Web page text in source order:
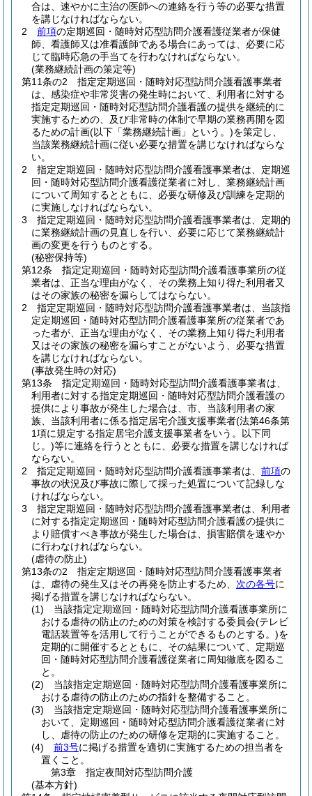
合は、速やかに主治の医師への連絡を行う等の必要な措置
を講じなければならない。
2
前項の定期巡回・随時対応型訪問介護看護従業者が保健
師、看護師又は准看護師である場合にあっては、必要に応
じて臨時応急の手当てを行わなければならない。
(業務継続計画の策定等)
第11条の2
指定定期巡回・随時対応型訪問介護看護事業者
は、感染症や非常災害の発生時において、利用者に対する
指定定期巡回・随時対応型訪問介護看護の提供を継続的に
実施するための、及び非常時の体制で早期の業務再開を図
るための計画(以下「業務継続計画」という。)を策定し、
当該業務継続計画に従い必要な措置を講じなければならな
い。
2
指定定期巡回・随時対応型訪問介護看護事業者は、定期巡
回・随時対応型訪問介護看護従業者に対し、業務継続計画
について周知するとともに、必要な研修及び訓練を定期的
に実施しなければならない。
3
指定定期巡回・随時対応型訪問介護看護事業者は、定期的
に業務継続計画の見直しを行い、必要に応じて業務継続計
画の変更を行うものとする。
(秘密保持等)
第12条
指定定期巡回・随時対応型訪問介護看護事業所の従
業者は、正当な理由がなく、その業務上知り得た利用者又
はその家族の秘密を漏らしてはならない。
2
指定定期巡回・随時対応型訪問介護看護事業者は、当該指
定定期巡回・随時対応型訪問介護看護事業所の従業者であ
った者が、正当な理由がなく、その業務上知り得た利用者
又はその家族の秘密を漏らすことがないよう、必要な措置
を講じなければならない。
(事故発生時の対応)
第13条
指定定期巡回・随時対応型訪問介護看護事業者は、
利用者に対する指定定期巡回・随時対応型訪問介護看護の
提供により事故が発生した場合は、市、当該利用者の家
族、当該利用者に係る指定居宅介護支援事業者(法第46条第
1項に規定する指定居宅介護支援事業者をいう。以下同
じ。)等に連絡を行うとともに、必要な措置を講じなければ
ならない。
2
指定定期巡回・随時対応型訪問介護看護事業者は、 前項の
事故の状況及び事故に際して採った処置について記録しな
ければならない。
3
指定定期巡回・随時対応型訪問介護看護事業者は、利用者
に対する指定定期巡回・随時対応型訪問介護看護の提供に
より賠償すべき事故が発生した場合は、損害賠償を速やか
に行わなければならない。
(虐待の防止)
第13条の2
指定定期巡回・随時対応型訪問介護看護事業者
は、虐待の発生又はその再発を防止するため、 次の各号に
掲げる措置を講じなければならない。
(1)
当該指定定期巡回・随時対応型訪問介護看護事業所に
おける虐待の防止のための対策を検討する委員会(テレビ
電話装置等を活用して行うことができるものとする。)を
定期的に開催するとともに、その結果について、定期巡
回・随時対応型訪問介護看護従業者に周知徹底を図るこ
と。
(2)
当該指定定期巡回・随時対応型訪問介護看護事業所に
おける虐待の防止のための指針を整備すること。
(3)
当該指定定期巡回・随時対応型訪問介護看護事業所に
おいて、定期巡回・随時対応型訪問介護看護従業者に対
し、虐待の防止のための研修を定期的に実施すること。
(4)
前3号に掲げる措置を適切に実施するための担当者を
置くこと。
第3章
指定夜間対応型訪問介護
(基本方針)